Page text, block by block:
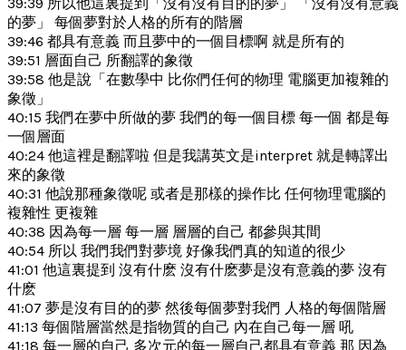
的夢」 每個夢對於人格的所有的階層
39:46 都具有意義 而且夢中的一個目標啊 就是所有的
39:51 層面自己 所翻譯的象徵
39:58 他是說「在數學中 比你們任何的物理 電腦更加複雜的
象徵」
40:15 我們在夢中所做的夢 我們的每一個目標 每一個 都是每
一個層面
40:24 他這裡是翻譯啦 但是我講英文是interpret 就是轉譯出
來的象徵
40:31 他說那種象徵呢 或者是那樣的操作比 任何物理電腦的
複雜性 更複雜
40:38 因為每一層 每一層 層層的自己 都參與其間
40:54 所以 我們我們對夢境 好像我們真的知道的很少
41:01 他這裏提到 沒有什麽 沒有什麽夢是沒有意義的夢 沒有
什麽
41:07 夢是沒有目的的夢 然後每個夢對我們 人格的每個階層
41:13 每個階層當然是指物質的自己 內在自己每一層 吼
41:18 每一層的自己 多次元的每一層自己都具有意義 那 因為